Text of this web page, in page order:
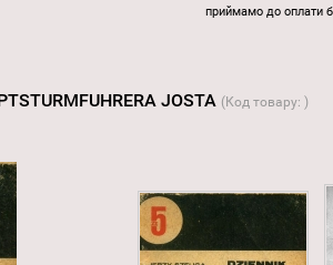
приймамо до оплати
JOSTA (Код товару: )